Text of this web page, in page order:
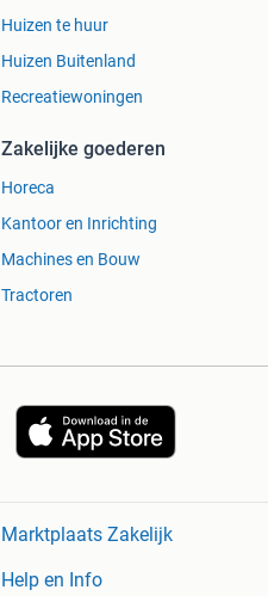
Huizen te huur
Huizen Buitenland
Recreatiewoningen
Zakelijke goederen
Horeca
Kantoor en Inrichting
Machines en Bouw
Tractoren
Marktplaats Zakelijk
Help en Info